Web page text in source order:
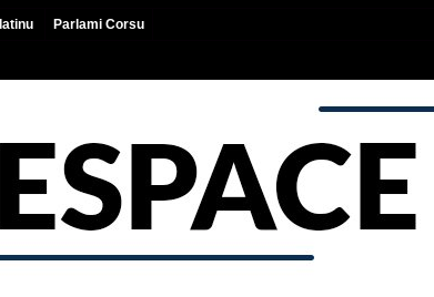
Parlami Corsu